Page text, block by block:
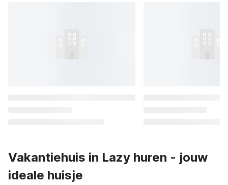
Vakantiehuis in Lazy huren - jouw
ideale huisje